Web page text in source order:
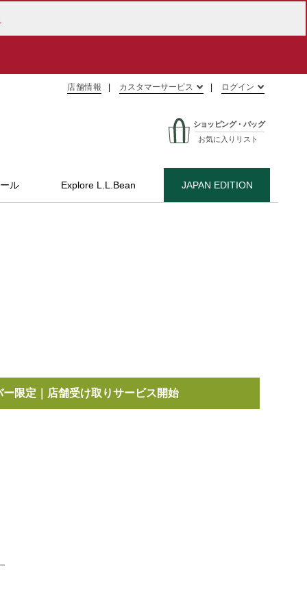
店舗情報 カスタマーサービス ログイン
ショッピング・バッグ
お気に入りリスト
ル Explore L.L.Bean JAPAN EDITION
ー限定｜店舗受け取りサービス開始